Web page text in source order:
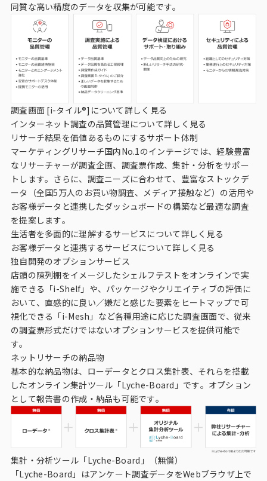
同質な高い精度のデータを収集が可能です。
調査画面 [i-タイル®]について詳しく見る
インターネット調査の品質管理について詳しく見る
リサーチ結果を価値あるものにするサポート体制
マーケティングリサーチ国内No.1のインテージでは、経験豊富
なリサーチャーが調査企画、調査票作成、集計・分析をサポー
トします。さらに、調査ニーズに合わせて、豊富なストックデ
ータ（全国5万人のお買い物調査、メディア接触など）の活用や
お客様データと連携したダッシュボードの構築など最適な調査
を提案します。
生活者を多面的に理解するサービスについて詳しく見る
お客様データと連携するサービスについて詳しく見る
独自開発のオプションサービス
店頭の陳列棚をイメージしたシェルフテストをオンラインで実
施できる「i-Shelf」や、パッケージやクリエイティブの評価に
おいて、直感的に良い／嫌だと感じた要素をヒートマップで可
視化できる「i-Mesh」など各種用途に応じた調査画面で、従来
の調査票形式だけではないオプションサービスを提供可能で
す。
ネットリサーチの納品物
基本的な納品物は、ローデータとクロス集計表、それらを搭載
したオンライン集計ツール「Lyche-Board」です。オプション
として報告書の作成・納品も可能です。
集計・分析ツール「Lyche-Board」（無償）
「Lyche-Board」はアンケート調査データをWebブラウザ上で